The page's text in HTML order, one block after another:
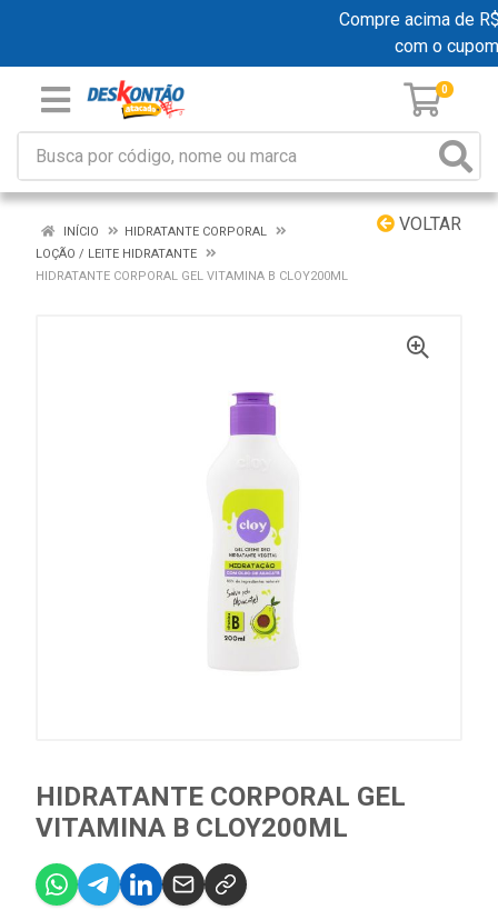
Compre acima de
com o
0
VOLTAR
INÍCIO
HIDRATANTE CORPORAL
LOÇÃO / LEITE HIDRATANTE
HIDRATANTE CORPORAL GEL VITAMINA B CLOY200ML
HIDRATANTE CORPORAL GEL
VITAMINA B CLOY200ML